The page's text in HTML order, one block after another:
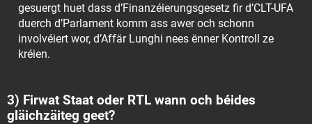
gesuergt huet dass d’Finanzéierungsgesetz fir d’CLT-UFA
duerch d’Parlament komm ass awer och schonn
involvéiert wor, d’Affär Lunghi nees ënner Kontroll ze
kréien.
3) Firwat Staat oder RTL wann och béides
gläichzäiteg geet?